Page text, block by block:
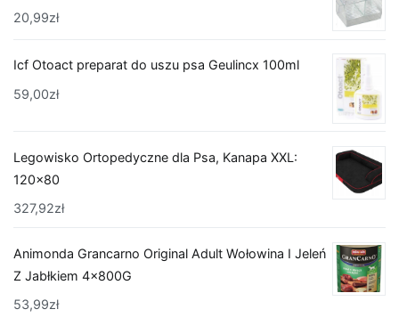
20,99zł
Icf Otoact preparat do uszu psa Geulincx 100ml
59,00zł
Legowisko Ortopedyczne dla Psa, Kanapa XXL:
120x80
327,92zł
Animonda Grancarno Original Adult Wołowina I Jeleń
Z Jabłkiem 4x800G
53,99zł